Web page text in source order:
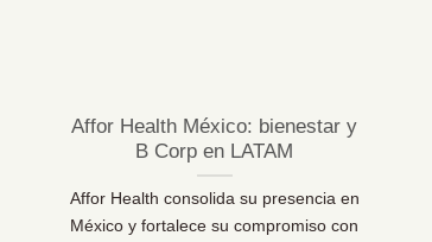
Affor Health México: bienestar y
B Corp en LATAM
Affor Health consolida su presencia en
México y fortalece su compromiso con